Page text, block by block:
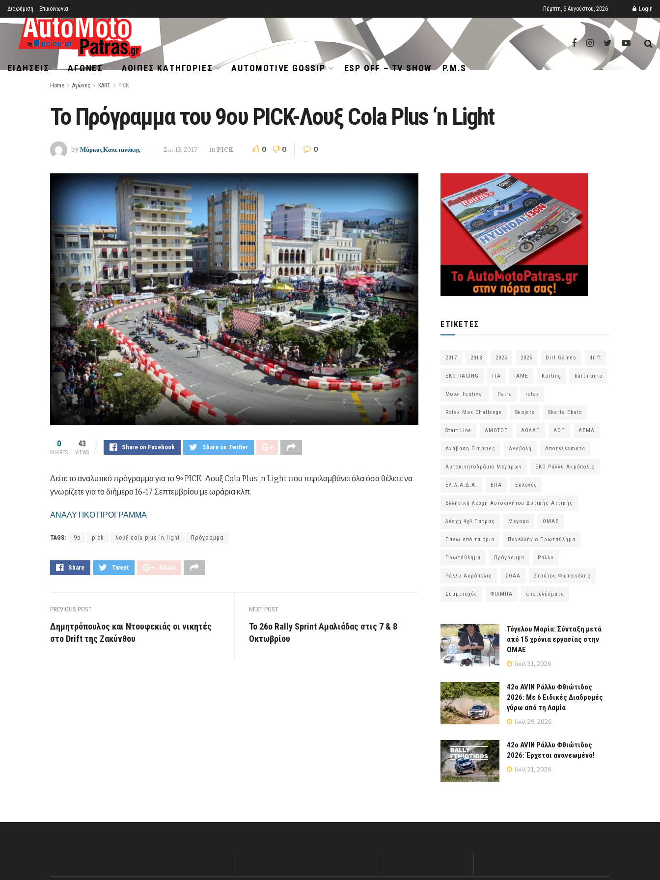
Διαφήμιση Επικοινωνία Πέμπτη, 6 Αυγούστου, 2026 Login
ΕΙΔΉΣΕΙΣ ΑΓΏΝΕΣ ΛΟΙΠΈΣ ΚΑΤΗΓΟΡΊΕΣ AUTOMOTIVE GOSSIP ESP OFF – TV SHOW P.M.S
Home Αγώνες KART PICK
Το Πρόγραμμα του 9oυ PICK-Λουξ Cola Plus ‘n Light
by Μάρκος Καπετανάκης Σεπ 13, 2017 in PICK 0 0 0
0
SHARES
43
VIEWS
Share on Facebook Share on Twitter
Δείτε το αναλυτικό πρόγραμμα για το 9ο PICK-ΛουξColaPlus ‘nLightπου περιλαμβάνει όλα όσα θέλετε να
γνωρίζετε για το διήμερο 16-17 Σεπτεμβρίου με ωράρια κλπ.
ΑΝΑΛΥΤΙΚΟ ΠΡΟΓΡΑΜΜΑ
TAGS: 9ο pick λουξ cola plus 'n light Πρόγραμμα
Share Tweet Share
PREVIOUS POST
Δημητρόπουλος και Ντουφεκιάς οι νικητές
στο Drift της Ζακύνθου
NEXT POST
Το 26ο Rally Sprint Αμαλιάδας στις 7 & 8
Οκτωβρίου
ΕΤΙΚΈΤΕΣ
2017 2018 2025 2026 Dirt Games drift
EKO RACING FIA IAME Karting kartmania
Motor Festival Patra rotax
Rotax Max Challenge Seajets Skarta Ekato
Start Line ΑΜΟΤΟΕ ΑΟΛΑΠ ΑΟΠ ΑΣΜΑ
Ανάβαση Πιτίτσας Αναβολή Αποτελέsmατα
Αυτοκινητοδρόμιο Μεγάρων ΕΚΟ Ράλλυ Ακρόπολις
ΕΛ.Λ.Α.Δ.Α. ΕΠΑ Εκλογές
Ελληνική Λέσχη Αυτοκινήτου Δυτικής Αττικής
Λέσχη 4χ4 Πάτρας Μέγαρα ΟΜΑΕ
Πάνω από τα όρια Πανελλήνιο Πρωτάθλημα
Πρωτάθλημα Πρόγραμμα Ράλλυ
Ράλλυ Ακρόπολις ΣΟΑΑ Στράτος Φωτεινέλης
Συμμετοχές ΦΙΛΜΠΑ αποτελέσματα
Τόγελου Μαρία: Σύνταξη μετά
από 15 χρόνια εργασίας στην
ΟΜΑΕ
Ιούλ 31, 2026
42ο AVIN Ράλλυ Φθιώτιδος
2026: Με 6 Ειδικές Διαδρομές
γύρω από τη Λαμία
Ιούλ 29, 2026
42ο AVIN Ράλλυ Φθιώτιδος
2026: Έρχεται ανανεωμένο!
Ιούλ 21, 2026